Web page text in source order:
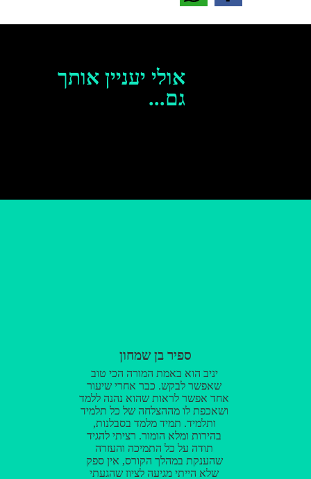
אולי יעניין אותך
גם...
ספיר בן שמחון
יניב הוא באמת המורה הכי טוב
שאפשר לבקש. כבר אחרי שיעור
אחד אפשר לראות שהוא נהנה ללמד
ושאכפת לו מההצלחה של כל תלמיד
ותלמיד. תמיד מלמד בסבלנות,
בהירות ומלא הומור. רציתי להגיד
תודה על כל התמיכה והעזרה
שהענקת במהלך הקורס, אין ספק
שלא הייתי מגיעה לציון שהגעתי